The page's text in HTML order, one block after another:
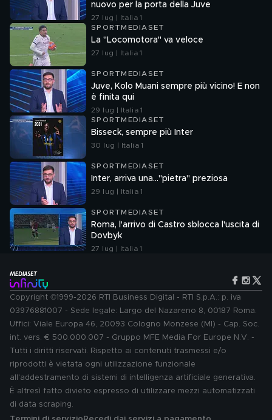
nuovo per la porta della Juve
27 lug | Italia 1
SPORTMEDIASET
La "Locomotora" va veloce
27 lug | Italia 1
SPORTMEDIASET
Juve, Kolo Muani sempre più vicino! E non
è finita qui
29 lug | Italia 1
SPORTMEDIASET
Bisseck, sempre più Inter
30 lug | Italia 1
SPORTMEDIASET
Inter, arriva una..."pietra" preziosa
29 lug | Italia 1
SPORTMEDIASET
Roma, l'arrivo di Castro sblocca l'uscita di
Dovbyk
27 lug | Italia 1
Copyright ©1999-2026 RTI Business Digital - RTI S.p.A.: p. iva
03976881007 - Sede legale: Largo del Nazareno 8, 00187 Roma.
Uffici: Viale Europa 46, 20093 Cologno Monzese (MI) - Cap. Soc.
int. vers. € 500.000.007 - Gruppo MFE Media For Europe N.V. -
Tutti i diritti riservati. Rispetto ai contenuti trasmessi e/o
riprodotti è vietata ogni utilizzazione funzionale
all'addestramento di sistemi di intelligenza artificiale generativa.
È altresì fatto divieto espresso di utilizzare mezzi automatizzati
di data scraping.